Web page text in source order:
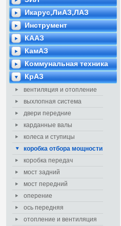
Икарус,ЛиАЗ,ЛАЗ
Инструмент
КААЗ
КамАЗ
Коммунальная техника
КрАЗ
вентиляция и отопление
выхлопная система
двери передние
карданные валы
колеса и ступицы
коробка отбора мощности
коробка передач
мост задний
мост передний
оперение
ось передняя
отопление и вентиляция